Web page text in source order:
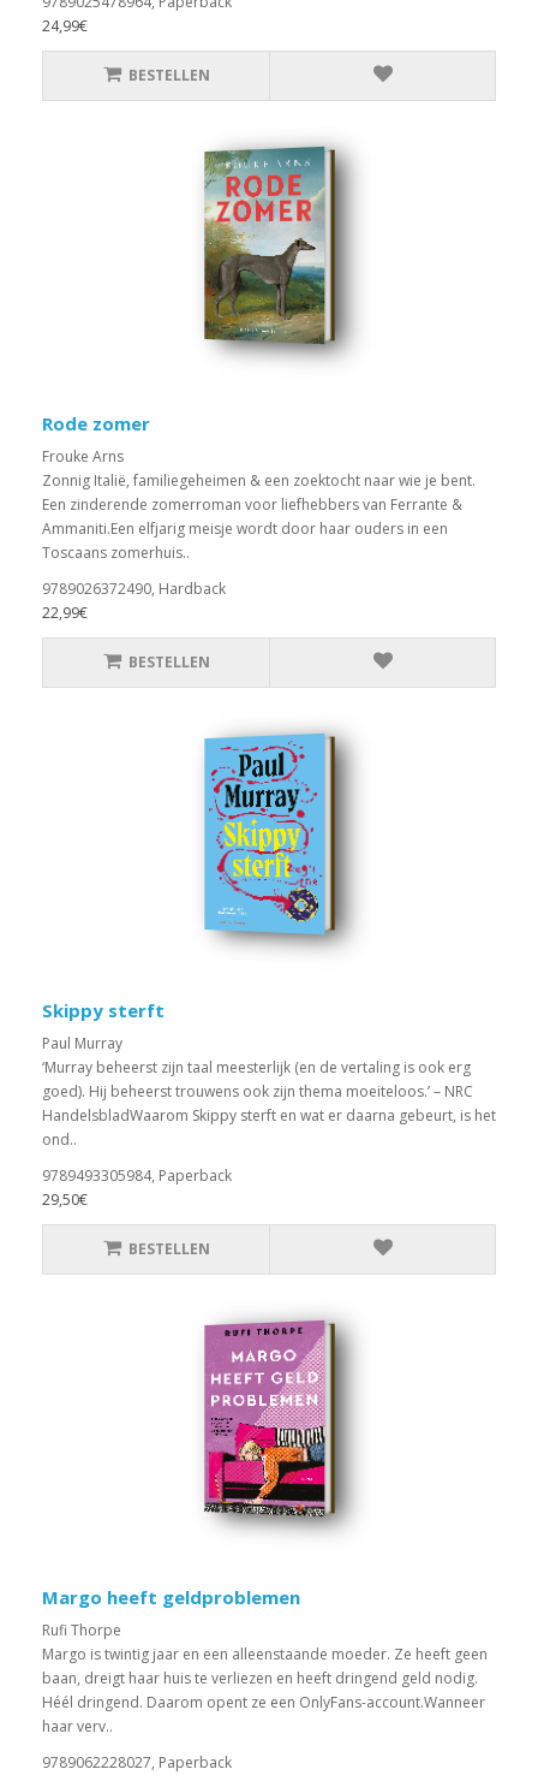
24,99€
BESTELLEN
Rode zomer
Frouke Arns
Zonnig Italië, familiegeheimen & een zoektocht naar wie je bent.
Een zinderende zomerroman voor liefhebbers van Ferrante &
Ammaniti.Een elfjarig meisje wordt door haar ouders in een
Toscaans zomerhuis..
9789026372490, Hardback
22,99€
BESTELLEN
Skippy sterft
Paul Murray
‘Murray beheerst zijn taal meesterlijk (en de vertaling is ook erg
goed). Hij beheerst trouwens ook zijn thema moeiteloos.’ – NRC
HandelsbladWaarom Skippy sterft en wat er daarna gebeurt, is het
ond..
9789493305984, Paperback
29,50€
BESTELLEN
Margo heeft geldproblemen
Rufi Thorpe
Margo is twintig jaar en een alleenstaande moeder. Ze heeft geen
baan, dreigt haar huis te verliezen en heeft dringend geld nodig.
Héél dringend. Daarom opent ze een OnlyFans-account.Wanneer
haar verv..
9789062228027, Paperback